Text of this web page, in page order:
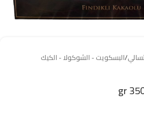
/البسكويت - الشوكولا - الكيك